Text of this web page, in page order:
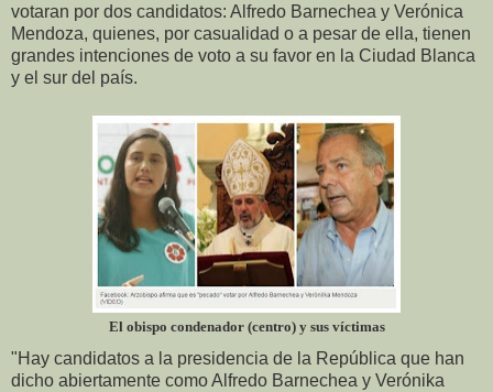
votaran por dos candidatos: Alfredo Barnechea y Verónica
Mendoza, quienes, por casualidad o a pesar de ella, tienen
grandes intenciones de voto a su favor en la Ciudad Blanca
y el sur del país.
El obispo condenador (centro) y sus víctimas
"Hay candidatos a la presidencia de la República que han
dicho abiertamente como Alfredo Barnechea y Verónika